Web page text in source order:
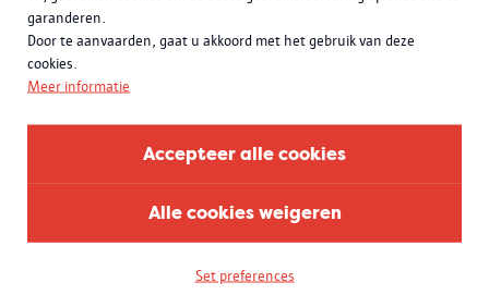
garanderen.
Door te aanvaarden, gaat u akkoord met het gebruik van deze
cookies.
Meer informatie
Accepteer alle cookies
Alle cookies weigeren
Set preferences